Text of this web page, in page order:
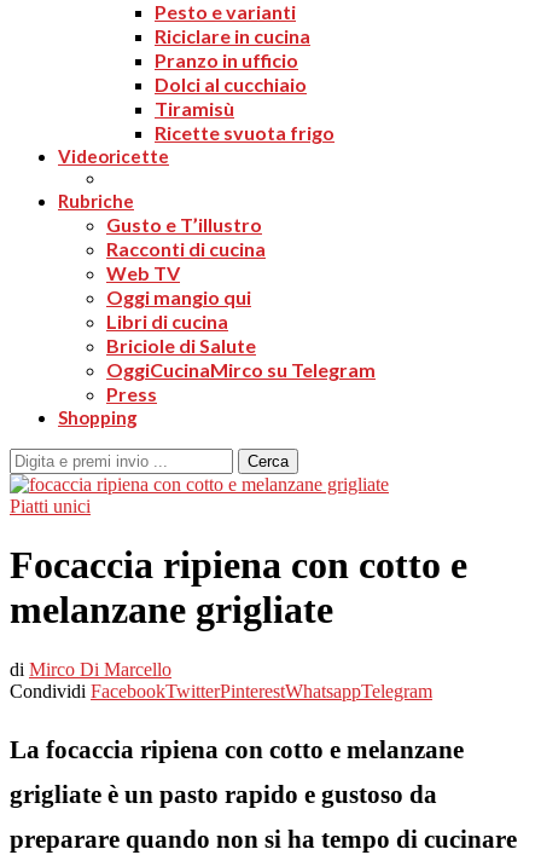
Pesto e varianti
Riciclare in cucina
Pranzo in ufficio
Dolci al cucchiaio
Tiramisù
Ricette svuota frigo
Videoricette
Rubriche
Gusto e T’illustro
Racconti di cucina
Web TV
Oggi mangio qui
Libri di cucina
Briciole di Salute
OggiCucinaMirco su Telegram
Press
Shopping
Cerca
Piatti unici
Focaccia ripiena con cotto e
melanzane grigliate
di Mirco Di Marcello
Condividi FacebookTwitterPinterestWhatsappTelegram
La focaccia ripiena con cotto e melanzane
grigliate è un pasto rapido e gustoso da
preparare quando non si ha tempo di cucinare